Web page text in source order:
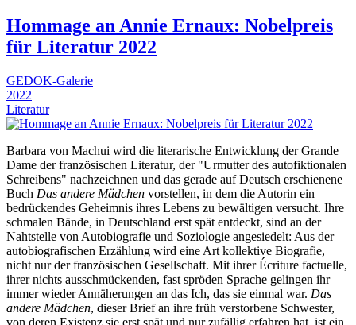
Hommage an Annie Ernaux: Nobelpreis
für Literatur 2022
GEDOK-Galerie
2022
Literatur
Barbara von Machui wird die literarische Entwicklung der Grande
Dame der französischen Literatur, der "Urmutter des autofiktionalen
Schreibens" nachzeichnen und das gerade auf Deutsch erschienene
Buch Das andere Mädchen vorstellen, in dem die Autorin ein
bedrückendes Geheimnis ihres Lebens zu bewältigen versucht. Ihre
schmalen Bände, in Deutschland erst spät entdeckt, sind an der
Nahtstelle von Autobiografie und Soziologie angesiedelt: Aus der
autobiografischen Erzählung wird eine Art kollektive Biografie,
nicht nur der französischen Gesellschaft. Mit ihrer Écriture factuelle,
ihrer nichts ausschmückenden, fast spröden Sprache gelingen ihr
immer wieder Annäherungen an das Ich, das sie einmal war. Das
andere Mädchen, dieser Brief an ihre früh verstorbene Schwester,